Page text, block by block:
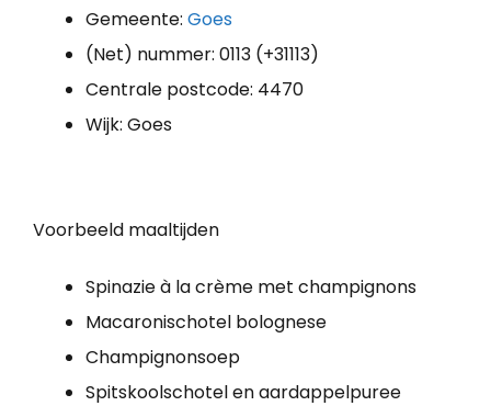
Gemeente: Goes
(Net) nummer: 0113 (+31113)
Centrale postcode: 4470
Wijk: Goes
Voorbeeld maaltijden
Spinazie à la crème met champignons
Macaronischotel bolognese
Champignonsoep
Spitskoolschotel en aardappelpuree